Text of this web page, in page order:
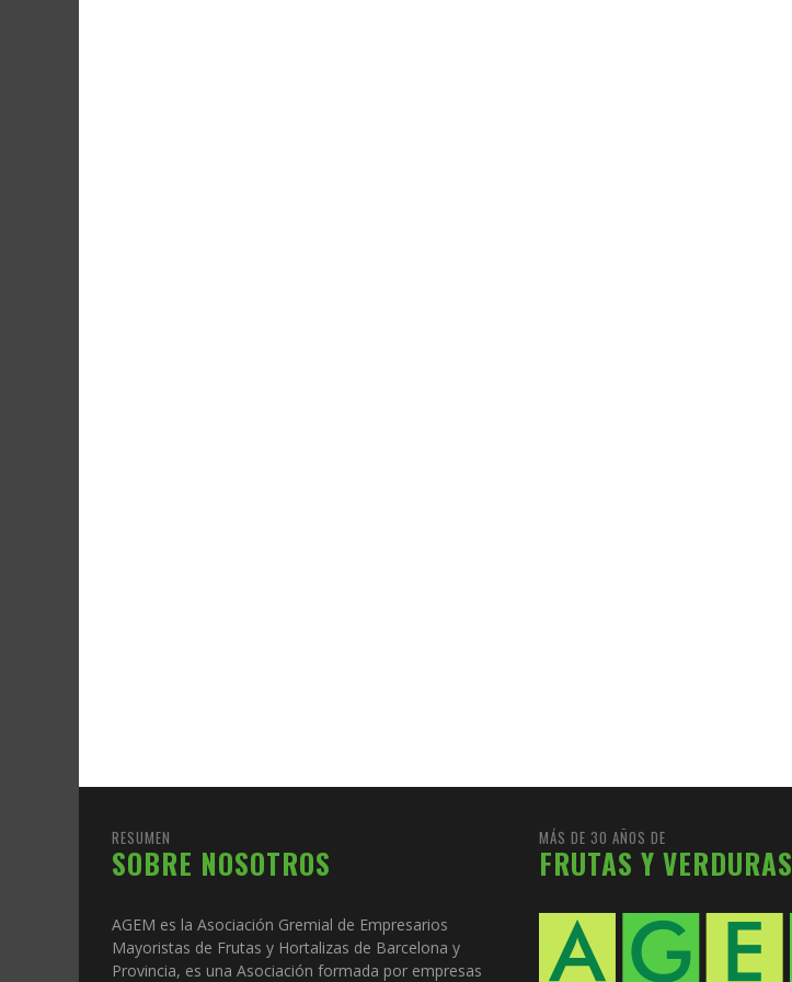
RESUMEN
SOBRE NOSOTROS
AGEM es la Asociación Gremial de Empresarios
Mayoristas de Frutas y Hortalizas de Barcelona y
Provincia, es una Asociación formada por empresas
MÁS DE 30 AÑOS DE
FRUTAS Y VERDURAS